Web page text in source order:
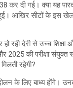
दी गई। क्या यह
आखिर सीटों के इस खेल
रही देरी से उच्च शिक्षा
और 2025 की परीक्षा
रहेगी?
के लिए बाध्य होंगे।